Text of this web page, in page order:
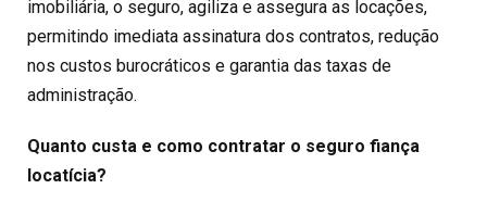
imobiliária, o seguro, agiliza e assegura as locações,
permitindo imediata assinatura dos contratos, redução
nos custos burocráticos e garantia das taxas de
administração.
Quanto custa e como contratar o seguro fiança
locatícia?